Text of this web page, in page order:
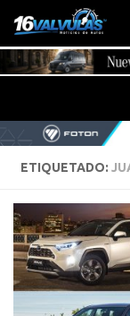
Saltar al
ETIQUETADO: